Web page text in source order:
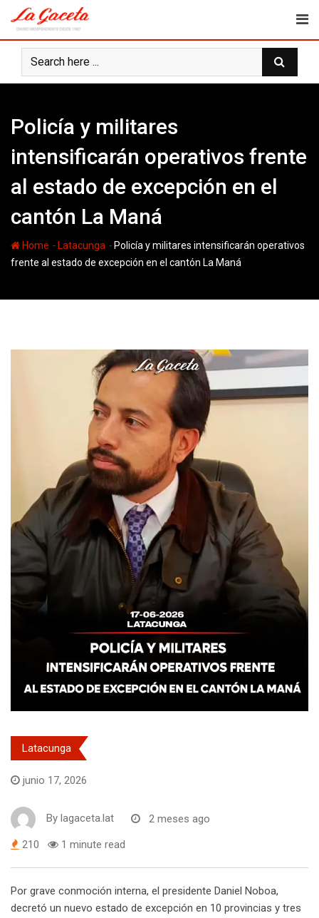
content
Policía y militares
intensificarán operativos frente
al estado de excepción en el
cantón La Maná
Home - Latacunga - Policía y militares intensificarán operativos
frente al estado de excepción en el cantón La Maná
Latacunga
junio 17, 2026
By lagaceta.lat 2 meses ago
210 1 minute read
Por grave conmoción interna, el presidente Daniel Noboa,
decretó un nuevo estado de excepción en 10 provincias y tres